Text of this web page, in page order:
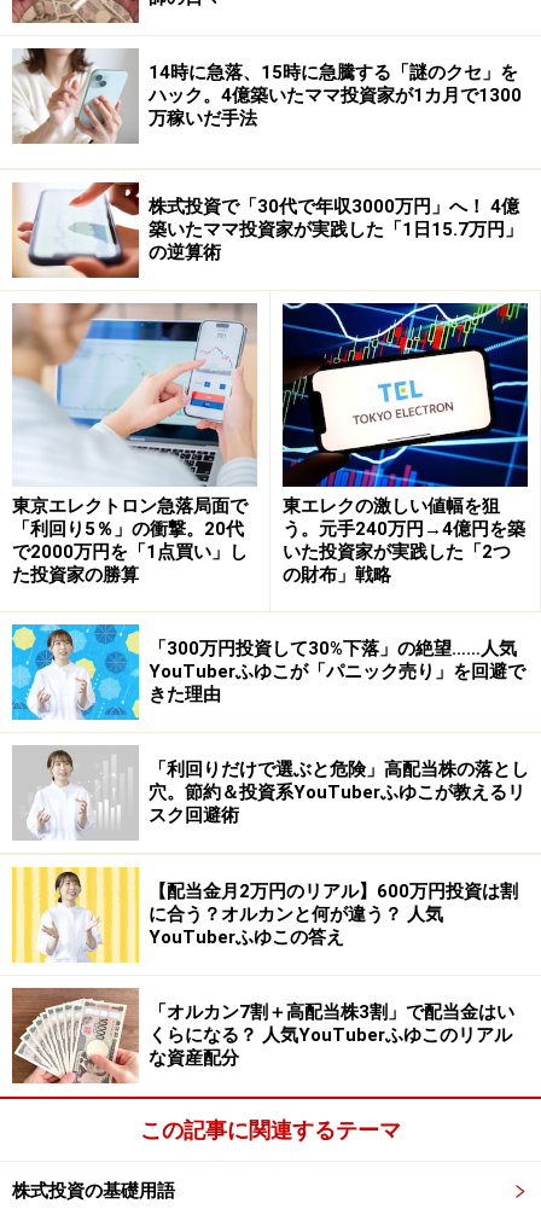
最近、大手の企業を中心に、
業型401ｋ）
を取り入れるところが増えています。
就職先の会社が確定拠出年金を採用していた場合、将来
受け取る退職金や年金は自分で運用しなければなりませ
ん。つまり、運用の結果次第で、数十年後に受け取る金
現在は制度が導入されていなくても油断は禁物です。
確定拠出年金を採用する会社は年々増えています。安穏
としていたらある日突然、「来年度から確定拠出年金を
採用します」とアナウンスがあり、運用を任されること
になる可能性も大いにあるのです。
そんなときでも、株式投資の経験があれば慌てずにすみ
ます。投資の基本や経済の動きを読む感覚が身に付いて
いるので、未経験の人に比べればかなり有利に運用でき
るといえるでしょう。
夢の実現性がぐんと高まる！
収入の限られている会社員にとって、投資は夢をかなえる
ための頼れる存在だ。
14時に急落、15時に急騰する「謎のクセ」を
ハック。4億築いたママ投資家が1カ月で1300
万稼いだ手法
株式投資で「30代で年収3000万円」へ！ 4億
築いたママ投資家が実践した「1日15.7万円」
の逆算術
東京エレクトロン急落局面で
「利回り5％」の衝撃。20代
で2000万円を「1点買い」し
た投資家の勝算
東エレクの激しい値幅を狙
う。元手240万円→4億円を築
いた投資家が実践した「2つ
の財布」戦略
「300万円投資して30%下落」の絶望……人気
YouTuberふゆこが「パニック売り」を回避で
きた理由
「利回りだけで選ぶと危険」高配当株の落とし
穴。節約＆投資系YouTuberふゆこが教えるリ
スク回避術
【配当金月2万円のリアル】600万円投資は割
に合う？オルカンと何が違う？ 人気
YouTuberふゆこの答え
「オルカン7割＋高配当株3割」で配当金はい
くらになる？ 人気YouTuberふゆこのリアル
な資産配分
この記事に関連するテーマ
株式投資の基礎用語